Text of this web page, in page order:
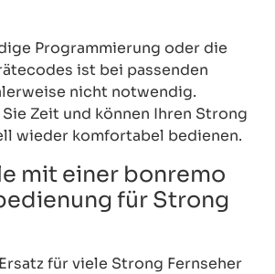
Programmierung oder die
ist bei passenden
nicht notwendig.
Zeit und können Ihren Strong
wieder komfortabel bedienen.
mit einer bonremo
für Strong
für viele Strong Fernseher